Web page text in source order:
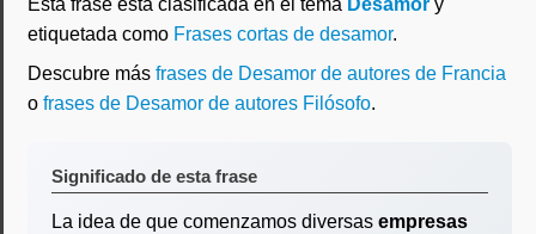
Esta frase está clasificada en el tema Desamor y
etiquetada como Frases cortas de desamor.
Descubre más frases de Desamor de autores de Francia
o frases de Desamor de autores Filósofo.
Significado de esta frase
La idea de que comenzamos diversas empresas